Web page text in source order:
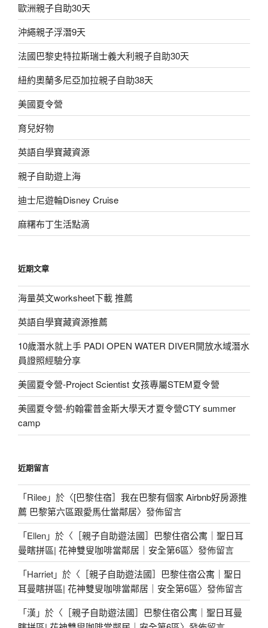
歐洲親子自助30天
沖繩親子浮潛9天
法國巴黎史特拉斯瑞士義大利親子自助30天
紐約奧蘭多尼亞加拉親子自助38天
美國夏令營
育兒好物
英語自學寶藏資源
親子自助遊上海
迪士尼遊輪Disney Cruise
麻糬布丁生活點滴
近期文章
海量英文worksheet下載 推薦
英語自學寶藏資源推薦
10歲潛水就上手 PADI OPEN WATER DIVER開放水域潛水
員證照經驗分享
美國夏令營-Project Scientist 女孩專屬STEM夏令營
美國夏令營-約翰霍普金斯大學天才夏令營CTY summer
camp
近期留言
「Rilee」於〈[巴黎住宿］我在巴黎有個家 Airbnb好房源推
薦 巴黎第六區跟愛馬仕當鄰居〉發佈留言
「Ellen」於〈 ［親子自助遊法國］巴黎住宿公寓｜聖日耳
曼瞎拼區| 花神雙叟咖啡當鄰居｜安全第6區〉發佈留言
「Harriet」於〈 ［親子自助遊法國］巴黎住宿公寓｜聖日
耳曼瞎拼區| 花神雙叟咖啡當鄰居｜安全第6區〉發佈留言
「漢」於〈 ［親子自助遊法國］巴黎住宿公寓｜聖日耳曼